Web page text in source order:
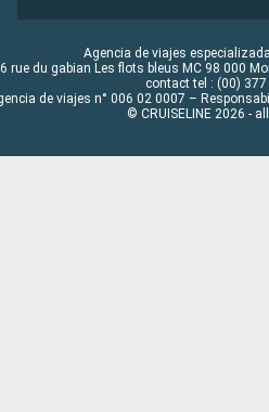
Agencia de viajes
rue du gabian Les flots bleus MC 98 000
contact tel : (00)
de viajes n° 006 02 0007 –
© CRUISELINE 2026 -